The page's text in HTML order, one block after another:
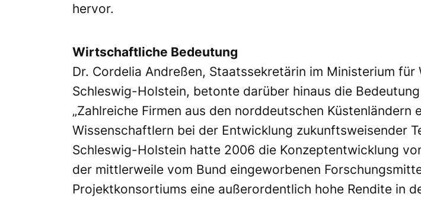
hervor.
Wirtschaftliche Bedeutung
Dr. Cordelia Andreßen, Staatssekretärin im Ministerium
Schleswig-Holstein, betonte darüber hinaus die
„Zahlreiche Firmen aus den norddeutschen Küstenländern
Wissenschaftlern bei der Entwicklung zukunftsweisender
Schleswig-Holstein hatte 2006 die Konzeptentwicklung
der mittlerweile vom Bund eingeworbenen
Projektkonsortiums eine außerordentlich hohe Rendite in